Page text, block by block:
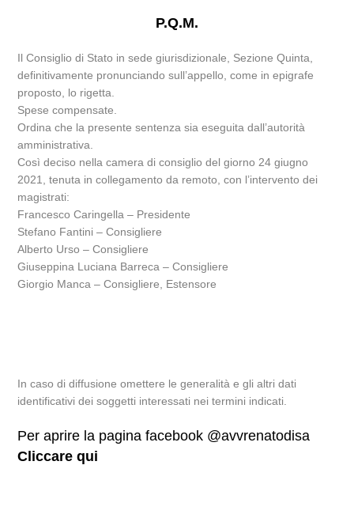
P.Q.M.
Il Consiglio di Stato in sede giurisdizionale, Sezione Quinta,
definitivamente pronunciando sull’appello, come in epigrafe
proposto, lo rigetta.
Spese compensate.
Ordina che la presente sentenza sia eseguita dall’autorità
amministrativa.
Così deciso nella camera di consiglio del giorno 24 giugno
2021, tenuta in collegamento da remoto, con l’intervento dei
magistrati:
Francesco Caringella – Presidente
Stefano Fantini – Consigliere
Alberto Urso – Consigliere
Giuseppina Luciana Barreca – Consigliere
Giorgio Manca – Consigliere, Estensore
In caso di diffusione omettere le generalità e gli altri dati
identificativi dei soggetti interessati nei termini indicati.
Per aprire la pagina facebook @avvrenatodisa
Cliccare qui